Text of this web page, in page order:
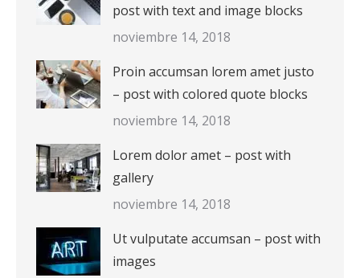
post with text and image blocks
noviembre 14, 2018
Proin accumsan lorem amet justo
– post with colored quote blocks
noviembre 14, 2018
Lorem dolor amet – post with
gallery
noviembre 14, 2018
Ut vulputate accumsan – post with
images